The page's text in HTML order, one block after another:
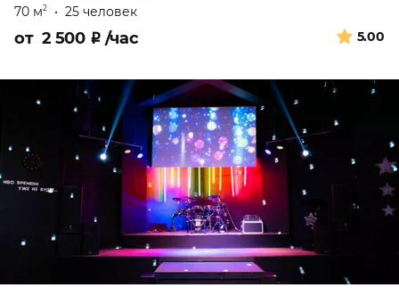
70 м2 • 25 человек
5.00
от 2 500 ₽ /час